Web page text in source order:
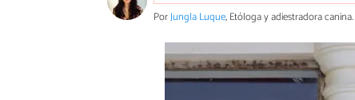
PorJungla Luque, Etóloga y adiestradora canina.